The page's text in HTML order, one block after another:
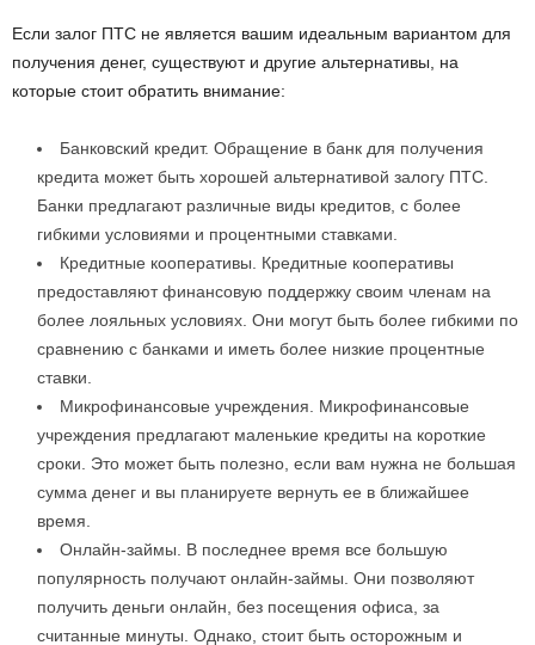
Если залог ПТС не является вашим идеальным вариантом для
получения денег, существуют и другие альтернативы, на
которые стоит обратить внимание:
Банковский кредит. Обращение в банк для получения
кредита может быть хорошей альтернативой залогу ПТС.
Банки предлагают различные виды кредитов, с более
гибкими условиями и процентными ставками.
Кредитные кооперативы. Кредитные кооперативы
предоставляют финансовую поддержку своим членам на
более лояльных условиях. Они могут быть более гибкими по
сравнению с банками и иметь более низкие процентные
ставки.
Микрофинансовые учреждения. Микрофинансовые
учреждения предлагают маленькие кредиты на короткие
сроки. Это может быть полезно, если вам нужна не большая
сумма денег и вы планируете вернуть ее в ближайшее
время.
Онлайн-займы. В последнее время все большую
популярность получают онлайн-займы. Они позволяют
получить деньги онлайн, без посещения офиса, за
считанные минуты. Однако, стоит быть осторожным и